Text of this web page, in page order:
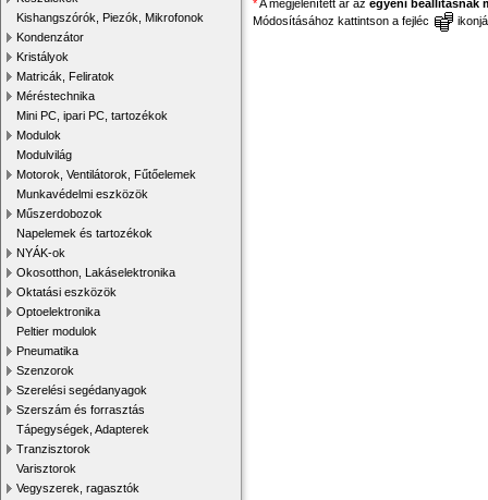
Kishangszórók, Piezók, Mikrofonok
Kondenzátor
Kristályok
Matricák, Feliratok
Méréstechnika
Mini PC, ipari PC, tartozékok
Modulok
Modulvilág
Motorok, Ventilátorok, Fűtőelemek
Munkavédelmi eszközök
Műszerdobozok
Napelemek és tartozékok
NYÁK-ok
Okosotthon, Lakáselektronika
Oktatási eszközök
Optoelektronika
Peltier modulok
Pneumatika
Szenzorok
Szerelési segédanyagok
Szerszám és forrasztás
Tápegységek, Adapterek
Tranzisztorok
Varisztorok
Vegyszerek, ragasztók
*A megjelenített ár az egyéni beállításnak
Módosításához kattintson a fejléc